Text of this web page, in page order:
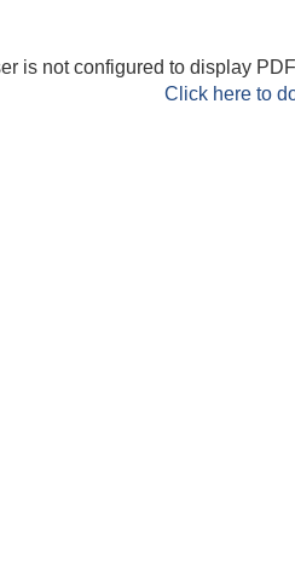
is not configured to display
Click here to